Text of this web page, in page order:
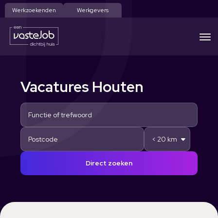
Werkzoekenden Werkgevers
Vacatures Houten